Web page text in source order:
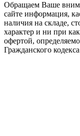
Обращаем Ваше
сайте информация,
наличия на складе,
характер и ни при
офертой,
Гражданского